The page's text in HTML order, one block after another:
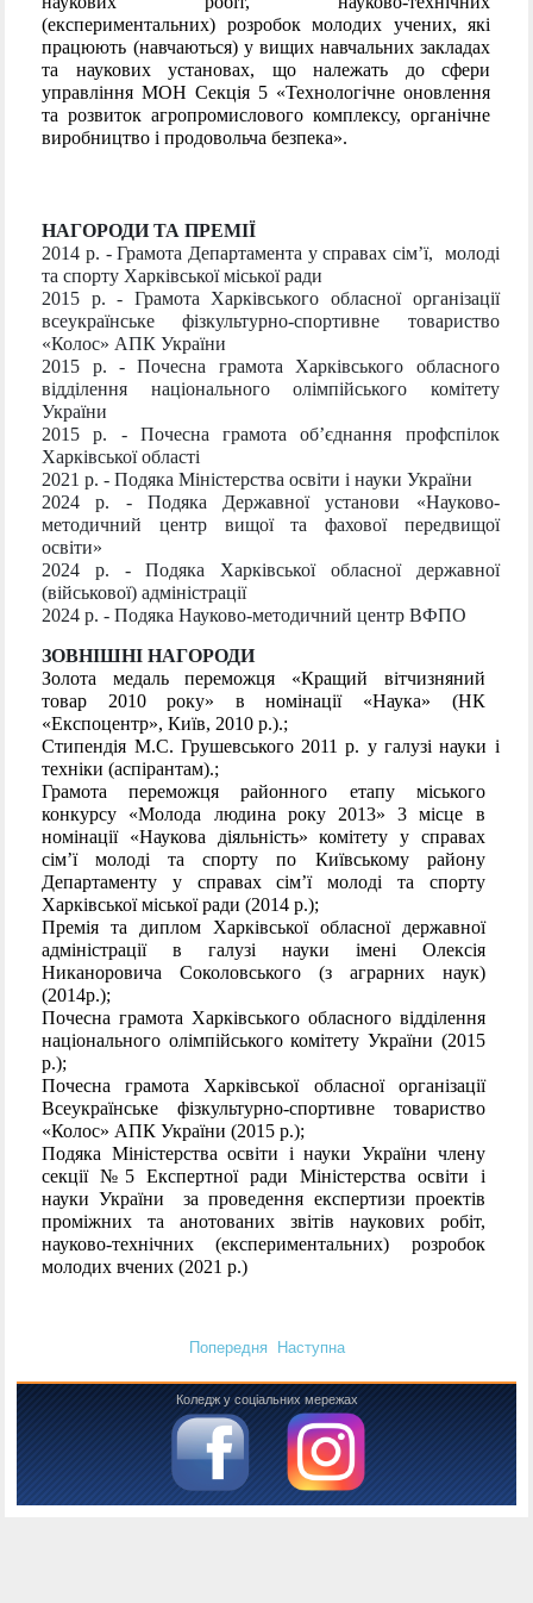
(експериментальних) розробок молодих учених, які
працюють (навчаються) у вищих навчальних закладах
та наукових установах, що належать до сфери
управління МОН Секція 5 «Технологічне оновлення
та розвиток агропромислового комплексу, органічне
виробництво і продовольча безпека».
НАГОРОДИ ТА ПРЕМІЇ
2014 р. -Грамота Департамента у справах сім’ї, молоді
та спорту Харківської міської ради
2015 р. - Грамота Харківського обласної організації
всеукраїнське фізкультурно-спортивне товариство
«Колос» АПК України
2015 р. -Почесна грамота Харківського обласного
відділення національного олімпійського комітету
України
2015 р. - Почесна грамота об’єднання профспілок
Харківської області
2021 р. -Подяка Міністерства освіти і науки України
2024 р. - Подяка Державної установи «Науково-
методичний центр вищої та фахової передвищої
освіти»
2024 р. - Подяка Харківської обласної державної
(військової) адміністрації
2024 р. - Подяка Науково-методичний центр ВФПО
ЗОВНІШНІ НАГОРОДИ
Золота медаль переможця «Кращий вітчизняний
товар 2010 року» в номінації «Наука» (НК
«Експоцентр», Київ, 2010 р.).;
Стипендія М.С. Грушевського 2011 р. у галузі науки і
техніки (аспірантам).;
Грамота переможця районного етапу міського
конкурсу «Молода людина року 2013» 3 місце в
номінації «Наукова діяльність» комітету у справах
сім’ї молоді та спорту по Київському району
Департаменту у справах сім’ї молоді та спорту
Харківської міської ради (2014 р.);
Премія та диплом Харківської обласної державної
адміністрації в галузі науки імені Олексія
Никаноровича Соколовського (з аграрних наук)
(2014р.);
Почесна грамота Харківського обласного відділення
національного олімпійського комітету України (2015
р.);
Почесна грамота Харківської обласної організації
Всеукраїнське фізкультурно-спортивне товариство
«Колос» АПК України (2015 р.);
Подяка Міністерства освіти і науки України члену
секції №5 Експертної ради Міністерства освіти і
науки України за проведення експертизи проектів
проміжних та анотованих звітів наукових робіт,
науково-технічних (експериментальних) розробок
молодих вчених (2021 р.)
Попередня Наступна
Коледж у соціальних мережах